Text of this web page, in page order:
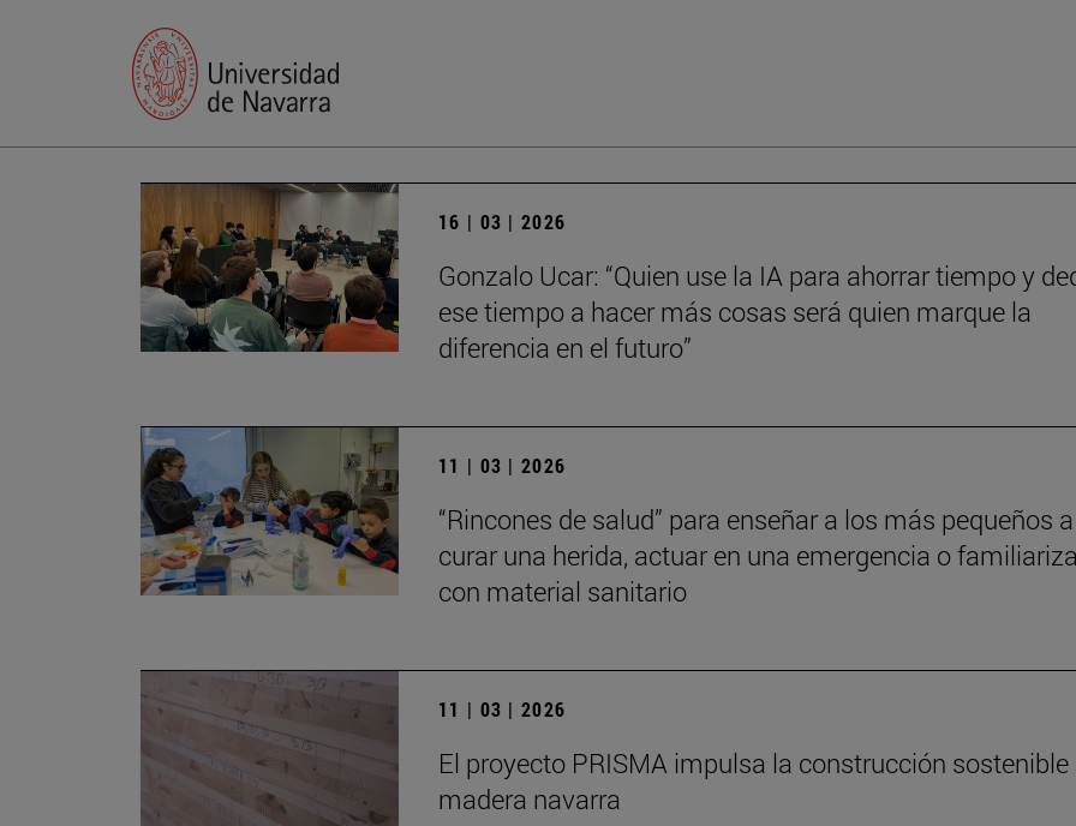
16 | 03 | 2026
Gonzalo Ucar: “Quien use la IA para ahorrar tiempo y
ese tiempo a hacer más cosas será quien marque la
diferencia en el futuro”
11 | 03 | 2026
“Rincones de salud” para enseñar a los más pequeños a
curar una herida, actuar en una emergencia o
con material sanitario
11 | 03 | 2026
El proyecto PRISMA impulsa la construcción sostenible
madera navarra